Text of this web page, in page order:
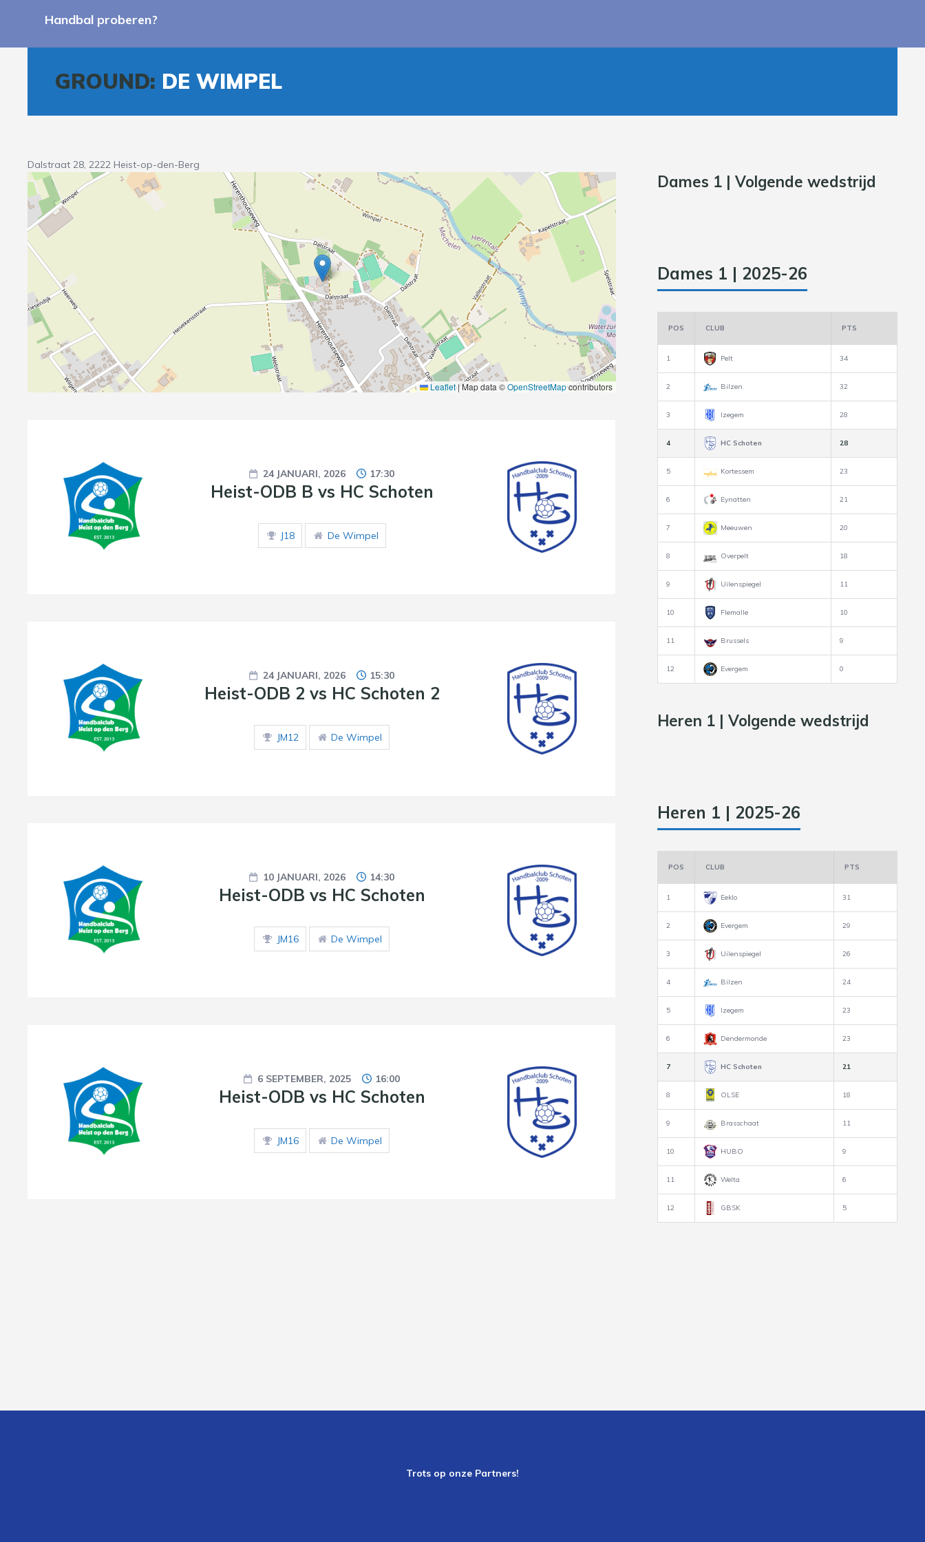
Handbal proberen?
GROUND: DE WIMPEL
Dalstraat 28, 2222 Heist-op-den-Berg
Leaflet|Map data ©OpenStreetMapcontributors
24 JANUARI, 2026 17:30
Heist-ODB B vs HC Schoten
J18 De Wimpel
24 JANUARI, 2026 15:30
Heist-ODB 2 vs HC Schoten 2
JM12 De Wimpel
10 JANUARI, 2026 14:30
Heist-ODB vs HC Schoten
JM16 De Wimpel
6 SEPTEMBER, 2025 16:00
Heist-ODB vs HC Schoten
JM16 De Wimpel
Dames 1 | Volgende wedstrijd
Dames 1 | 2025-26
POS CLUB PTS
1 Pelt 34
2 Bilzen 32
3 Izegem 28
4 HC Schoten 28
5 Kortessem 23
6 Eynatten 21
7 Meeuwen 20
8 Overpelt 18
9 Uilenspiegel 11
10 Flemalle 10
11 Brussels 9
12 Evergem 0
Heren 1 | Volgende wedstrijd
Heren 1 | 2025-26
POS CLUB PTS
1 Eeklo 31
2 Evergem 29
3 Uilenspiegel 26
4 Bilzen 24
5 Izegem 23
6 Dendermonde 23
7 HC Schoten 21
8 OLSE 18
9 Brasschaat 11
10 HUBO 9
11 Welta 6
12 GBSK 5
Trots op onze Partners!